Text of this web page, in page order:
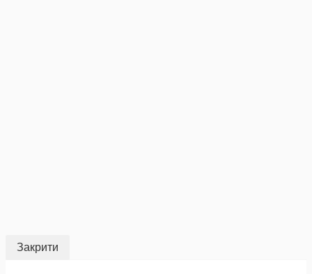
Закрити